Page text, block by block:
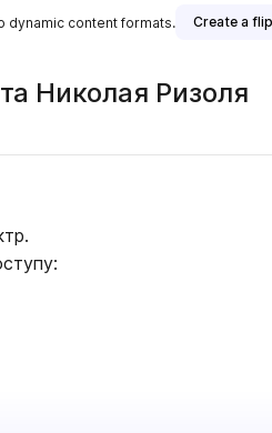
dynamic content formats. Create a
Николая Ризоля